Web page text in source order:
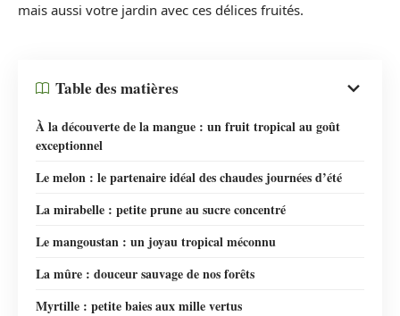
mais aussi votre jardin avec ces délices fruités.
Table des matières
À la découverte de la mangue : un fruit tropical au goût
exceptionnel
Le melon : le partenaire idéal des chaudes journées d’été
La mirabelle : petite prune au sucre concentré
Le mangoustan : un joyau tropical méconnu
La mûre : douceur sauvage de nos forêts
Myrtille : petite baies aux mille vertus